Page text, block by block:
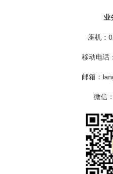
业
座机：
移动电话
邮箱：
微信